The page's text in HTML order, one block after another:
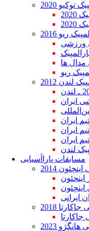
توکیو 2020
ریو 2016
ورزشی
ها
ریو
لندن 2012
ایران
ایران
ایران
ایران
لندن
مسابقات پاراآسیایی
2014
اینچئون
اینچئون
ایرانی
2018
جاکارتا
هانگژو 2023